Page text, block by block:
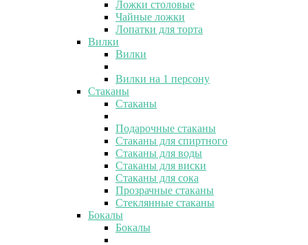
Ложки столовые
Чайные ложки
Лопатки для торта
Вилки
Вилки
Вилки на 1 персону
Стаканы
Стаканы
Подарочные стаканы
Стаканы для спиртного
Стаканы для воды
Стаканы для виски
Стаканы для сока
Прозрачные стаканы
Стеклянные стаканы
Бокалы
Бокалы